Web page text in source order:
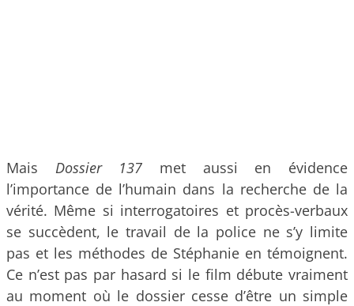
Mais Dossier 137 met aussi en évidence
l’importance de l’humain dans la recherche de la
vérité. Même si interrogatoires et procès-verbaux
se succèdent, le travail de la police ne s’y limite
pas et les méthodes de Stéphanie en témoignent.
Ce n’est pas par hasard si le film débute vraiment
au moment où le dossier cesse d’être un simple